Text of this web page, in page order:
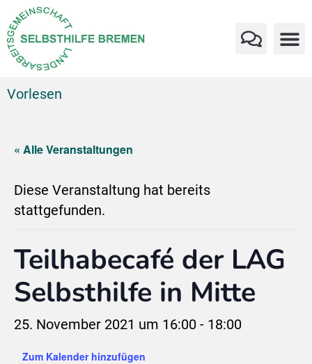
Vorlesen
« Alle Veranstaltungen
Diese Veranstaltung hat bereits
stattgefunden.
Teilhabecafé der LAG
Selbsthilfe in Mitte
25. November 2021 um 16:00 - 18:00
Zum Kalender hinzufügen